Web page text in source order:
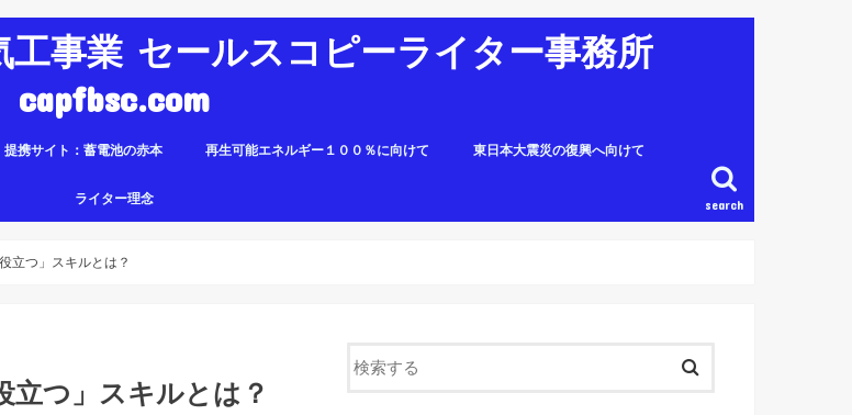
事業 セールスコピーライター事務所
capfbsc.com
search
提携サイト：蓄電池の赤本 再生可能エネルギー１００％に向けて 東日本大震災の復興へ向けて
ライター理念
立つ」スキルとは？
立つ」スキルとは？